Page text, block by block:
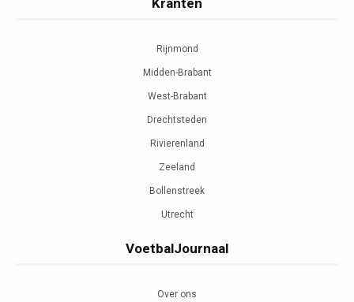
Rijnmond
Midden-Brabant
West-Brabant
Drechtsteden
Rivierenland
Zeeland
Bollenstreek
Utrecht
VoetbalJournaal
Over ons